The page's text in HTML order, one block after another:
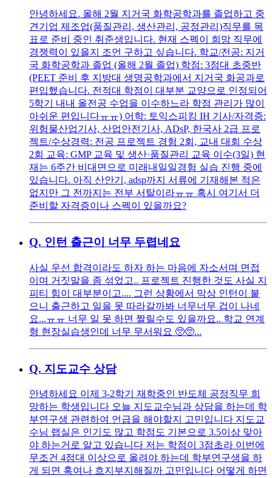
안녕하세요. 올해 2월 지거국 화학공학과를 졸업하고 중
견기업 제조업(품질관리, 생산관리, 공정관리)직무를 목
표로 준비 중인 취준생입니다. 현재 스펙이 희망 직무에
경쟁력이 있을지 조언 구하고 싶습니다. 학교/전공: 지거
국 화학공학과 졸업 (올해 2월 졸업) 학점: 3점대 초중반
(PEET 준비 후 지방대 생명공학과에서 지거국 화공과로
편입했습니다. 전적대 학점이 대부분 교양으로 인정되어
5학기 내내 올전공 수업을 이수하느라 학점 관리가 많이
아쉬운 편입니다ㅠㅠ) 어학: 토익스피킹 IH 기사/자격증:
위험물산업기사, 산업안전기사, ADsP, 한국사 2급 프로
젝트/수상경력: 전공 프로젝트 경험 2회, 교내 대회 수상
2회 교육: GMP 교육 및 생산·품질관리 교육 이수(3일) 현
재는 6주간 비대면으로 미래내일일경험 실습 진행 중에
있습니다. 아직 산안기, adsp까지 서류에 기재해본 적은
없지만 그 전까지는 전부 서탈이라ㅠㅠ 혹시 여기서 더
준비할 자격증이나 스펙이 있을까요?
Q. 인턴 출근이 너무 두렵네요
사실 우선 합격이라도 하자 하는 마음에 자소서며 면접
이며 거짓말을 좀 섞었고.. 프로젝트 진행한 것도 사실 지
피티 힘이 대부분이고.... 그런 상황에서 막상 인턴이 붙
으니 출근하고 일을 못 따라갈까봐 너무너무 겁이 나네
요...ㅠㅠ 너무 일 못 하면 짤릴수도 있을까요.. 학교 연계
형 현장실습생인데 너무 무서워요 🥺🥺...
Q. 지도교수 상담
안녕하세요 이제 3-2학기 재학중인 반도체 공정직무 희
망하는 학생입니다 오늘 지도교수님과 상담을 하는데 학
부연구생 관련하여 언급을 해야할지 고민입니다 지도교
수님 랩실은 인기도 많고 학점도 기본으로 3.5이상 맞아
야 하는거로 알고 있습니다 저는 학점이 3점초라 이번에
무조건 4점대 이상으로 올려야 하는데 학부연구생을 하
게 되면 혹여나 흐지부지해질까 고민입니다 어떻게 하면